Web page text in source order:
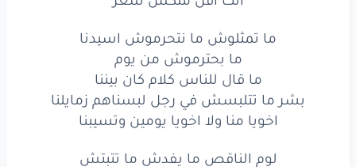
ما قالللناسكلامكان
ما تتلبسش في رجللبسناهم
مناولااخويايومينوتسيبنا
لومالناقصما يفدشما تتبتش
هتجن كنت
ما تمثلوش ما نتحرموش اسيدنا
ما بحترموش من يوم
ما قال للناس كلام كان بيننا
بشر ما تتلبسش في رجل لبسناهم زمايلنا
اخويا منا ولا اخويا يومين وتسيبنا
لوم الناقص ما يفدش ما تتبتش